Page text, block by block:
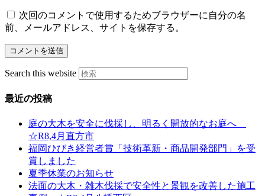
次回のコメントで使用するためブラウザーに自分の名
前、メールアドレス、サイトを保存する。
Search this website
最近の投稿
庭の大木を安全に伐採し、明るく開放的なお庭へ
☆R8,4月直方市
福岡ひびき経営者賞「技術革新・商品開発部門」を受
賞しました
夏季休業のお知らせ
法面の大木・雑木伐採で安全性と景観を改善した施工